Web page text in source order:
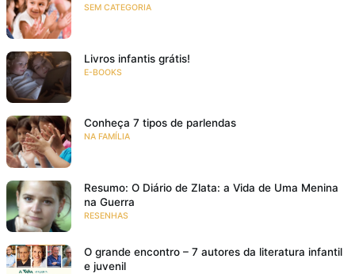
SEM CATEGORIA
Livros infantis grátis!
E-BOOKS
Conheça 7 tipos de parlendas
NA FAMÍLIA
Resumo: O Diário de Zlata: a Vida de Uma Menina
na Guerra
RESENHAS
O grande encontro – 7 autores da literatura infantil
e juvenil